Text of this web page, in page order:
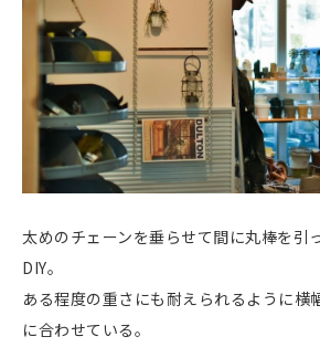
太めのチェーンを垂らせて間に丸棒を引
DIY。
ある程度の重さにも耐えられるように横
に合わせている。